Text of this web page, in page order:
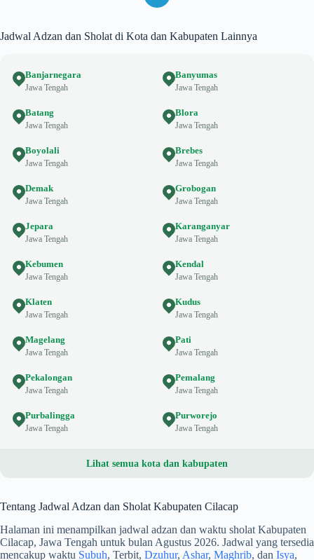
Jadwal Adzan dan Sholat di Kota dan Kabupaten Lainnya
Banjarnegara
Jawa Tengah
Banyumas
Jawa Tengah
Batang
Jawa Tengah
Blora
Jawa Tengah
Boyolali
Jawa Tengah
Brebes
Jawa Tengah
Demak
Jawa Tengah
Grobogan
Jawa Tengah
Jepara
Jawa Tengah
Karanganyar
Jawa Tengah
Kebumen
Jawa Tengah
Kendal
Jawa Tengah
Klaten
Jawa Tengah
Kudus
Jawa Tengah
Magelang
Jawa Tengah
Pati
Jawa Tengah
Pekalongan
Jawa Tengah
Pemalang
Jawa Tengah
Purbalingga
Jawa Tengah
Purworejo
Jawa Tengah
Lihat semua kota dan kabupaten
Tentang Jadwal Adzan dan Sholat Kabupaten Cilacap
Halaman ini menampilkan jadwal adzan dan waktu sholat Kabupaten
Cilacap, Jawa Tengah untuk bulan Agustus 2026. Jadwal yang tersedia
mencakup waktu Subuh, Terbit, Dzuhur, Ashar, Maghrib, dan Isya,